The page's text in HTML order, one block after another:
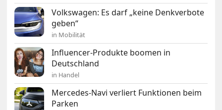
Volkswagen: Es darf „keine Denkverbote
geben“
in Mobilität
Influencer-Produkte boomen in
Deutschland
in Handel
Mercedes-Navi verliert Funktionen beim
Parken